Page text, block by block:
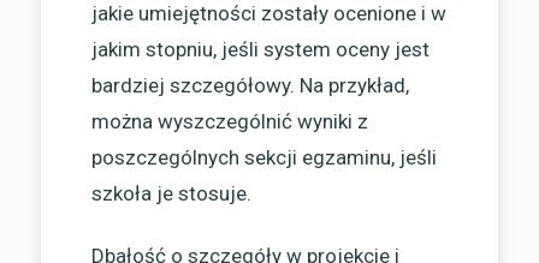
jakie umiejętności zostały ocenione i w
jakim stopniu, jeśli system oceny jest
bardziej szczegółowy. Na przykład,
można wyszczególnić wyniki z
poszczególnych sekcji egzaminu, jeśli
szkoła je stosuje.
Dbałość o szczegóły w projekcie i